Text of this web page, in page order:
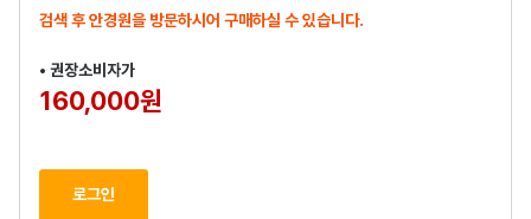
검색 후 안경원을 방문하시어 구매하실 수 있습니다.
• 권장소비자가
160,000원
로그인